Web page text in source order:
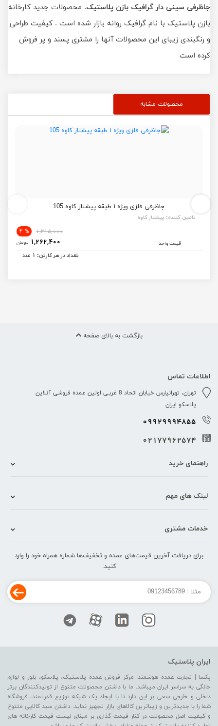
جاظرفی سینی دار گرافیک بازن پلاستیک. محصولات جدید کارخانه
بازن پلاستیک با نام گرافیک روانه بازار شده است . کیفیت طراحی
و رنگبندی زیبای این محصولات آنها را مشتری پسند و پر فروش
کرده است
محصولات مشابه
جاظرفی فلزی ویژه ۱ طبقه پیشتاز کاوه 105
تامین کننده: پیشتاز کاوه
قیمت واحد
1,315,000
% 4
1,262,400 تومان
تعداد در هر کارتن: 1 عدد
بازگشت به بالای صفحه
اطلاعات تماس
تهران، تهرانپارس خیابان اتحاد 8 غربـی اولین عمده فروشی آنلاین
پلاسکو ایران
09929994855
02177962574
راهنمای خرید
لینک های مهم
خدمات مشتری
برای دریافت آخرین قیمت‌های عمده و تخفیف‌ها شماره همراه خود را وارد
کنید:
ایران پلاستیک
پکسا | تجارت عمده هوشمند. مرکز فروش عمده پلاستیک، پلاسکو، بلور و لوازم
خانگی به سراسر ایران میباشد. ما با داشتن محصولات متنوع از تولیدکنندگان برتر
داخلی و خارجی سعی بر این دارد تا با ایجاد یک شبکه توزیع قدرتمند، فروشگاه
شما را با جدیدترین و زیباترین کالاهای بازار تجهیز نماید. داشتن سبد کالایی متنوع
و کیفیت اصل محصولات در کنار قیمت گذاری بر مبنای لیست قیمت کارخانه های